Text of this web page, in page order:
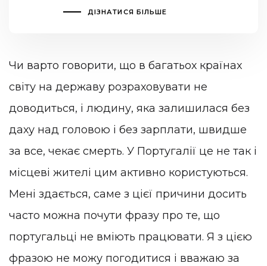
ДІЗНАТИСЯ БІЛЬШЕ
Чи варто говорити, що в багатьох країнах
світу на державу розраховувати не
доводиться, і людину, яка залишилася без
даху над головою і без зарплати, швидше
за все, чекає смерть. У Португалії це не так і
місцеві жителі цим активно користуються.
Мені здається, саме з цієї причини досить
часто можна почути фразу про те, що
португальці не вміють працювати. Я з цією
фразою не можу погодитися і вважаю за